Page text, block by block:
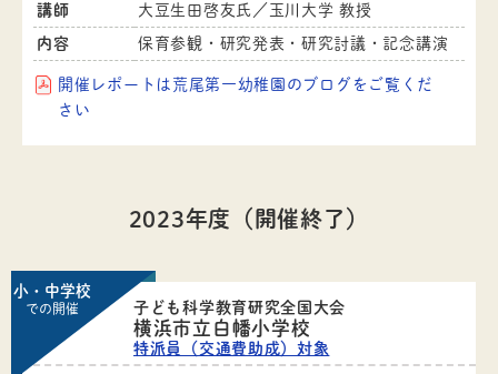
講師 大豆生田啓友氏／玉川大学 教授
内容 保育参観・研究発表・研究討議・記念講演
開催レポートは荒尾第一幼稚園のブログをご覧くだ
さい
2023年度（開催終了）
小・中学校
での開催 子ども科学教育研究全国大会
横浜市立白幡小学校
特派員（交通費助成）対象